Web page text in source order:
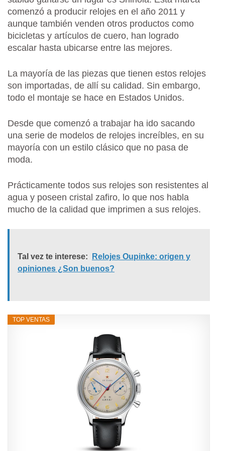
comenzó a producir relojes en el año 2011 y
aunque también venden otros productos como
bicicletas y artículos de cuero, han logrado
escalar hasta ubicarse entre las mejores.
La mayoría de las piezas que tienen estos relojes
son importadas, de allí su calidad. Sin embargo,
todo el montaje se hace en Estados Unidos.
Desde que comenzó a trabajar ha ido sacando
una serie de modelos de relojes increíbles, en su
mayoría con un estilo clásico que no pasa de
moda.
Prácticamente todos sus relojes son resistentes al
agua y poseen cristal zafiro, lo que nos habla
mucho de la calidad que imprimen a sus relojes.
Tal vez te interese:
Relojes Oupinke: origen y
opiniones ¿Son buenos?
TOP VENTAS